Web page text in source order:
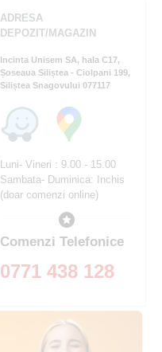
ADRESA
DEPOZIT/MAGAZIN
Incinta Unisem SA, hala C17,
Șoseaua Siliștea - Ciolpani 199,
Siliștea Snagovului 077117
Luni- Vineri : 9.00 - 15.00
Sambata- Duminica: Inchis
(doar comenzi online)
Comenzi Telefonice
0771 438 128